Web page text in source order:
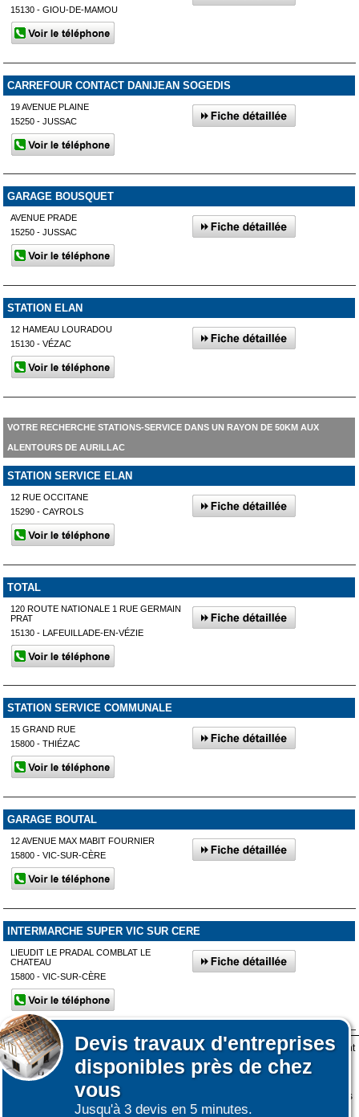
Devis travaux d'entreprises
disponibles près de chez
vous
Jusqu'à 3 devis en 5 minutes.
15130 - GIOU-DE-MAMOU
CARREFOUR CONTACT DANIJEAN SOGEDIS
19 AVENUE PLAINE
15250 - JUSSAC
GARAGE BOUSQUET
AVENUE PRADE
15250 - JUSSAC
STATION ELAN
12 HAMEAU LOURADOU
15130 - VÉZAC
VOTRE RECHERCHE STATIONS-SERVICE DANS UN RAYON DE 50KM AUX
ALENTOURS DE AURILLAC
STATION SERVICE ELAN
12 RUE OCCITANE
15290 - CAYROLS
TOTAL
120 ROUTE NATIONALE 1 RUE GERMAIN
PRAT
15130 - LAFEUILLADE-EN-VÉZIE
STATION SERVICE COMMUNALE
15 GRAND RUE
15800 - THIÉZAC
GARAGE BOUTAL
12 AVENUE MAX MABIT FOURNIER
15800 - VIC-SUR-CÈRE
INTERMARCHE SUPER VIC SUR CERE
LIEUDIT LE PRADAL COMBLAT LE
CHATEAU
15800 - VIC-SUR-CÈRE
Afficher plus de prestataires dans un rayon de 50km autour de
Aurillac
Affiner votre recherche
Lors de votre visite sur notre site des fichiers informatiques nommés cookies sont
déposés sur votre terminal. Ces cookies sont utilisés pour la navigation, le
fonctionnement du site et les mesures d'audience pour l'éditeur.
Nous ne collectons pas vos données personnelles au travers des cookies à des
fins publicitaires ni pour nous ni pour des tiers.